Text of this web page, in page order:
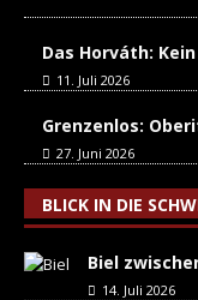
Das Horváth:
11. Juli 2026
Grenzenlos:
27. Juni 2026
BLICK IN DIE
Biel
14. Juli 2026